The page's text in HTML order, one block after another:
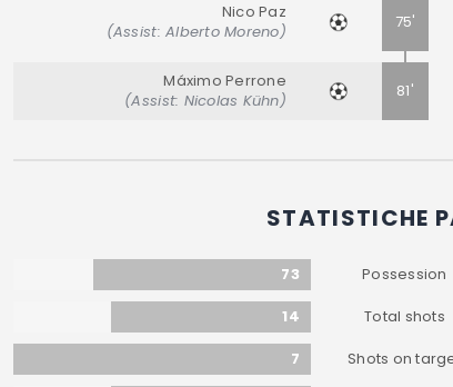
Nico Paz
(Assist: Alberto Moreno)
75'
Máximo Perrone
(Assist: Nicolas Kühn)
81'
STATISTICHE
73 Possession
14
Total shots
7
Shots on